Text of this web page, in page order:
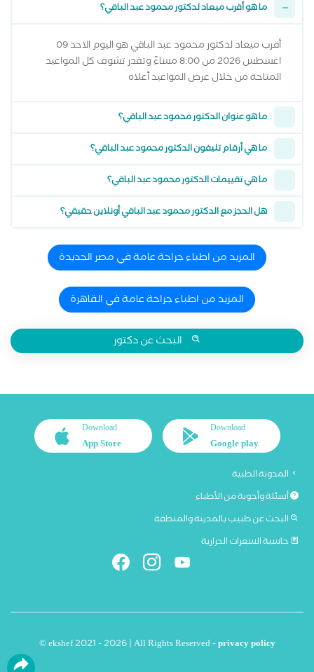
ما هو أقرب ميعاد لدكتور محمود عبد الباقي؟
أقرب ميعاد لدكتور محمود عبد الباقي هو اليوم الاحد 09
اغسطس 2026 من 8:00 مساءً وتقدر تشوف كل المواعيد
المتاحة من خلال عرض المواعيد أعلاه
ما هو عنوان الدكتور محمود عبد الباقي؟
ما هي أرقام تليفون الدكتور محمود عبد الباقي؟
ما هي تقييمات الدكتور محمود عبد الباقي؟
هل الحجز مع الدكتور محمود عبد الباقي أونلاين حقيقي؟
المزيد من اطباء جراحة عامة في مصر الجديدة
المزيد من اطباء جراحة عامة في القاهرة
البحث عن دكتور
Download
Google play
Download
App Store
المدونة الطبية
أسئلة وأجوبة من الأطباء
البحث عن طبيب بالمدينة والمنطقة
حاسبة السعرات الحرارية
© ekshef 2021 - 2026 | All Rights Reserved -privacy policy